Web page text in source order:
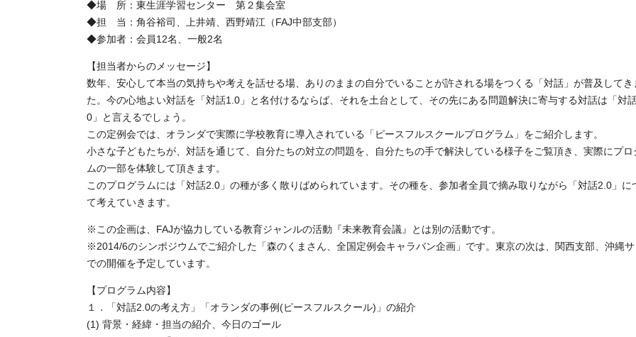
◆場 所：東生涯学習センター 第２集会室
◆担 当：角谷裕司、上井靖、西野靖江（FAJ中部支部）
◆参加者：会員12名、一般2名
【担当者からのメッセージ】
数年、安心して本当の気持ちや考えを話せる場、ありのままの自分でいることが許される場をつくる「対話」が普及してき
た。今の心地よい対話を「対話1.0」と名付けるならば、それを土台として、その先にある問題解決に寄与する対話は「対話
0」と言えるでしょう。
この定例会では、オランダで実際に学校教育に導入されている「ピースフルスクールプログラム」をご紹介します。
小さな子どもたちが、対話を通じて、自分たちの対立の問題を、自分たちの手で解決している様子をご覧頂き、実際にプロ
ムの一部を体験して頂きます。
このプログラムには「対話2.0」の種が多く散りばめられています。その種を、参加者全員で摘み取りながら「対話2.0」に
て考えていきます。
※この企画は、FAJが協力している教育ジャンルの活動『未来教育会議』とは別の活動です。
※2014/6のシンポジウムでご紹介した「森のくまさん、全国定例会キャラバン企画」です。東京の次は、関西支部、沖縄サ
での開催を予定しています。
【プログラム内容】
１．「対話2.0の考え方」「オランダの事例(ピースフルスクール)」の紹介
(1) 背景・経緯・担当の紹介、今日のゴール